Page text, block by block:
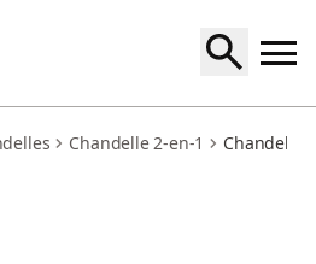
Chandelle 2-en-1 Chandelle